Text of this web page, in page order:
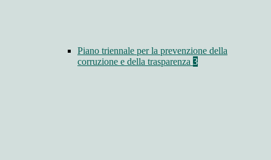
Piano triennale per la prevenzione della
corruzione e della trasparenza 3